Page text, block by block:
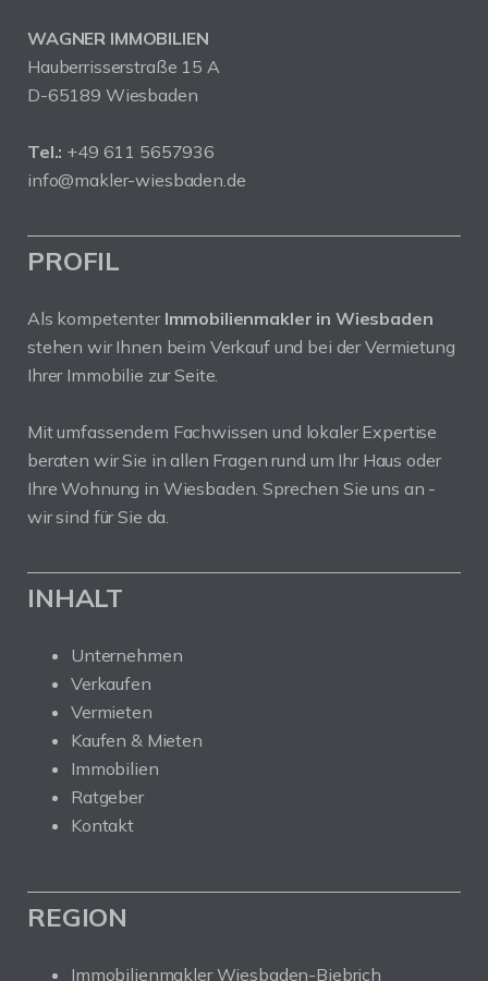
WAGNER IMMOBILIEN
Hauberrisserstraße 15 A
D-65189 Wiesbaden
Tel.: +49 611 5657936
info@makler-wiesbaden.de
PROFIL
Als kompetenter Immobilienmakler in Wiesbaden
stehen wir Ihnen beim Verkauf und bei der Vermietung
Ihrer Immobilie zur Seite.
Mit umfassendem Fachwissen und lokaler Expertise
beraten wir Sie in allen Fragen rund um Ihr Haus oder
Ihre Wohnung in Wiesbaden. Sprechen Sie uns an -
wir sind für Sie da.
INHALT
Unternehmen
Verkaufen
Vermieten
Kaufen & Mieten
Immobilien
Ratgeber
Kontakt
REGION
Immobilienmakler Wiesbaden-Biebrich